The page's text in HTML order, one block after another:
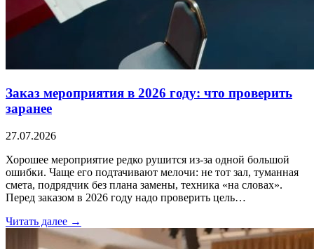
Заказ мероприятия в 2026 году: что проверить
заранее
27.07.2026
Хорошее мероприятие редко рушится из-за одной большой
ошибки. Чаще его подтачивают мелочи: не тот зал, туманная
смета, подрядчик без плана замены, техника «на словах».
Перед заказом в 2026 году надо проверить цель…
Читать далее →